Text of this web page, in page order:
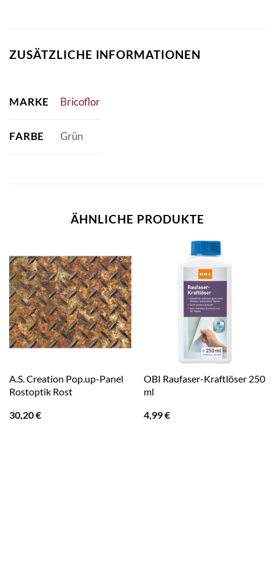
ZUSÄTZLICHE INFORMATIONEN
MARKE Bricoflor
FARBE Grün
ÄHNLICHE PRODUKTE
A.S. Creation Pop.up-Panel
Rostoptik Rost
30,20€
OBI Raufaser-Kraftlöser 250
ml
4,99€